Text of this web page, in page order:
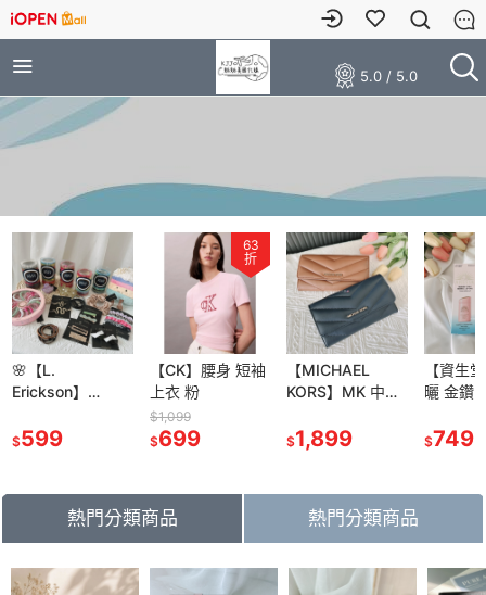
5.0 / 5.0
🌸【L.
Erickson】
PONY 髮圈 髮夾
$599
63
折
【CK】腰身 短袖
上衣 粉
$1,099
$699
【MICHAEL
KORS】MK 中長
紋 信封 / 山形紋
長夾 皮夾
$1,899
【資生
曬 金鑽
5X版 60ml /
$749
熱門分類商品 熱門分類商品
81